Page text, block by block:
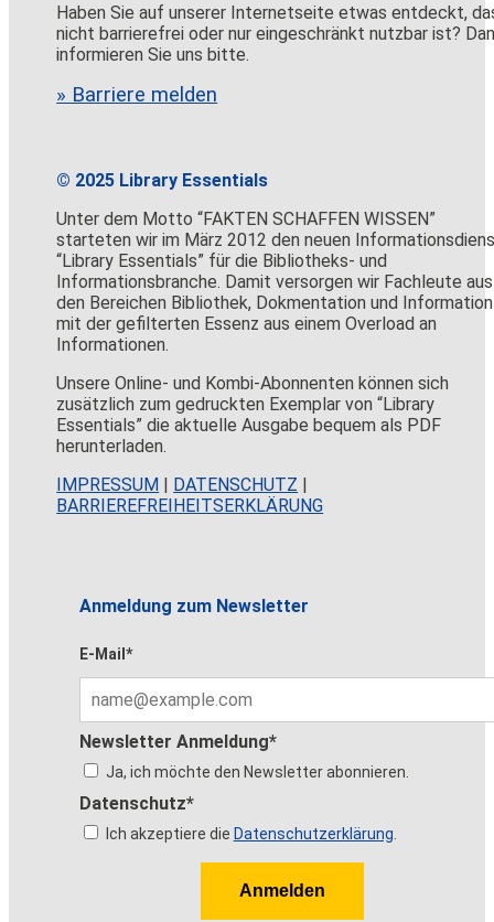
Haben Sie auf unserer Internetseite etwas entdeckt,
nicht barrierefrei oder nur eingeschränkt nutzbar ist?
informieren Sie uns bitte.
» Barriere melden
© 2025 Library Essentials
Unter dem Motto “FAKTEN SCHAFFEN WISSEN”
starteten wir im März 2012 den neuen
“Library Essentials” für die Bibliotheks- und
Informationsbranche. Damit versorgen wir Fachleute aus
den Bereichen Bibliothek, Dokmentation und Information
mit der gefilterten Essenz aus einem Overload an
Informationen.
Unsere Online- und Kombi-Abonnenten können sich
zusätzlich zum gedruckten Exemplar von “Library
Essentials” die aktuelle Ausgabe bequem als PDF
herunterladen.
IMPRESSUM
DATENSCHUTZ
BARRIEREFREIHEITSERKLÄRUNG
Anmeldung zum Newsletter
E-Mail*
Newsletter Anmeldung*
Ja, ich möchte den Newsletter abonnieren.
Datenschutz*
Ich akzeptiere die Datenschutzerklärung
Anmelden